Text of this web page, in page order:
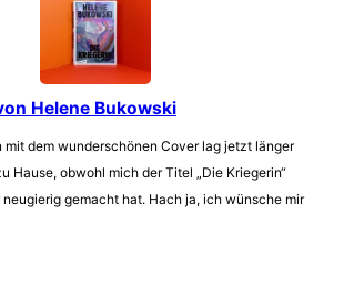
Helene Bukowski
mit dem wunderschönen Cover lag jetzt länger
Hause, obwohl mich der Titel „Die Kriegerin“
gemacht hat. Hach ja, ich wünsche mir